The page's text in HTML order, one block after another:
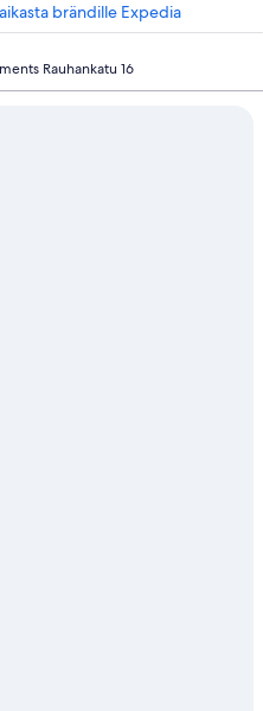
brändille Expedia
Rauhankatu 16